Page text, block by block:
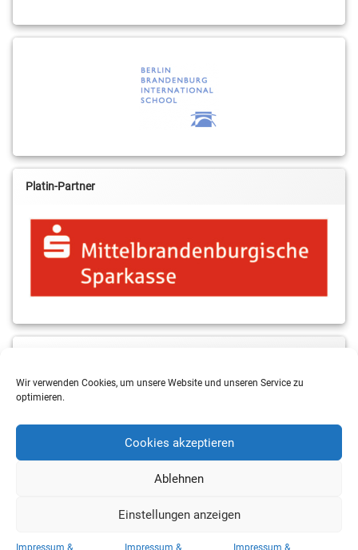
Wir verwenden Cookies, um unsere Website und unseren Service zu
optimieren.
Cookies akzeptieren
Ablehnen
Einstellungen anzeigen
Impressum & Impressum & Impressum &
Platin-Partner